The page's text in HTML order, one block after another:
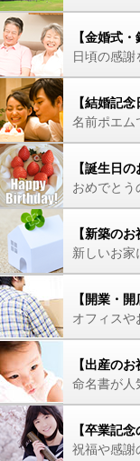
【金婚式
日頃の感謝
【結婚記念
名前ポエム
【誕生日の
おめでとう
【新築のお
新しいお家
【開業・開
オフィスや
【出産のお
命名書が人
【卒業記念
祝福や感謝